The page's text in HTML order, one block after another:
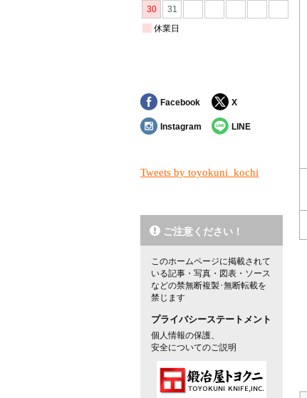
Facebook X
Instagram LINE
Tweets by toyokuni_kochi
ご注意ください！
このホームページに掲載されて
いる記事・写真・図表・ソース
などの禁無断複製･無断転載を
禁じます
プライバシーステートメント
個人情報の保護、
安全についてのご説明